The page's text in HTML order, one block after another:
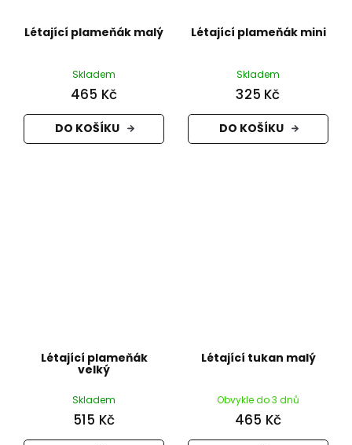
Létající plameňák malý
Skladem
465 Kč
DO KOŠÍKU
Létající plameňák mini
Skladem
325 Kč
DO KOŠÍKU
Létající plameňák
velký
Skladem
515 Kč
Létající tukan malý
Obvykle do 3 dnů
465 Kč